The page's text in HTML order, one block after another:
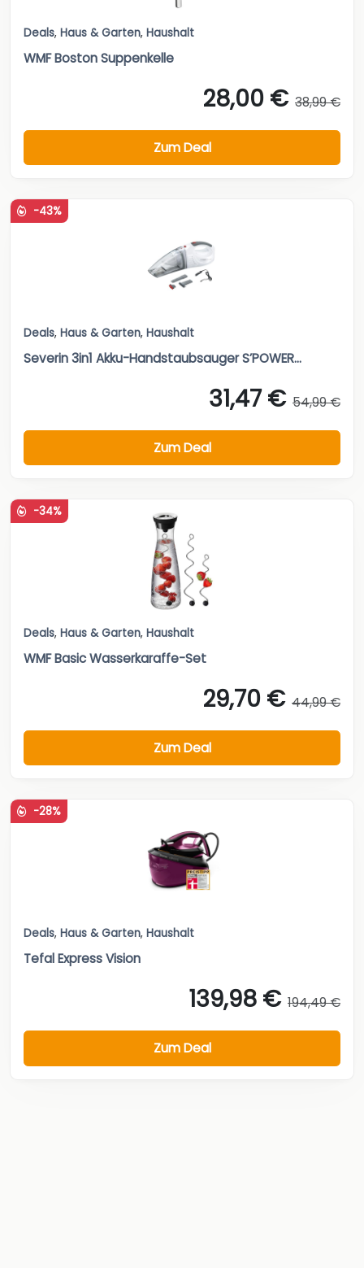
Deals, Haus & Garten, Haushalt
WMF Boston Suppenkelle
28,00 € 38,99 €
Zum Deal
-43%
Deals, Haus & Garten, Haushalt
Severin 3in1 Akku-Handstaubsauger S’POWER...
31,47 € 54,99 €
Zum Deal
-34%
Deals, Haus & Garten, Haushalt
WMF Basic Wasserkaraffe-Set
29,70 € 44,99 €
Zum Deal
-28%
Deals, Haus & Garten, Haushalt
Tefal Express Vision
139,98 € 194,49 €
Zum Deal